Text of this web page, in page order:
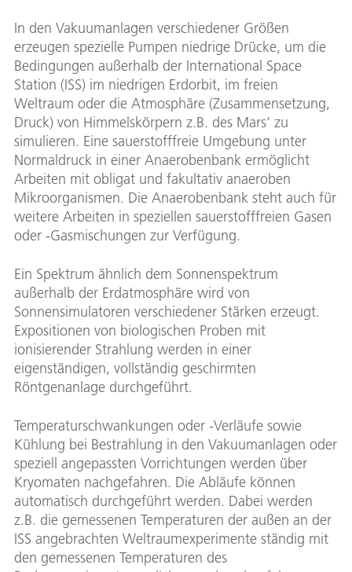
In den Vakuumanlagen verschiedener Größen
erzeugen spezielle Pumpen niedrige Drücke, um die
Bedingungen außerhalb der International Space
Station (ISS) im niedrigen Erdorbit, im freien
Weltraum oder die Atmosphäre (Zusammensetzung,
Druck) von Himmelskörpern z.B. des Mars‘ zu
simulieren. Eine sauerstofffreie Umgebung unter
Normaldruck in einer Anaerobenbank ermöglicht
Arbeiten mit obligat und fakultativ anaeroben
Mikroorganismen. Die Anaerobenbank steht auch für
weitere Arbeiten in speziellen sauerstofffreien Gasen
oder -Gasmischungen zur Verfügung.
Ein Spektrum ähnlich dem Sonnenspektrum
außerhalb der Erdatmosphäre wird von
Sonnensimulatoren verschiedener Stärken erzeugt.
Expositionen von biologischen Proben mit
ionisierender Strahlung werden in einer
eigenständigen, vollständig geschirmten
Röntgenanlage durchgeführt.
Temperaturschwankungen oder -Verläufe sowie
Kühlung bei Bestrahlung in den Vakuumanlagen oder
speziell angepassten Vorrichtungen werden über
Kryomaten nachgefahren. Die Abläufe können
automatisch durchgeführt werden. Dabei werden
z.B. die gemessenen Temperaturen der außen an der
ISS angebrachten Weltraumexperimente ständig mit
den gemessenen Temperaturen des